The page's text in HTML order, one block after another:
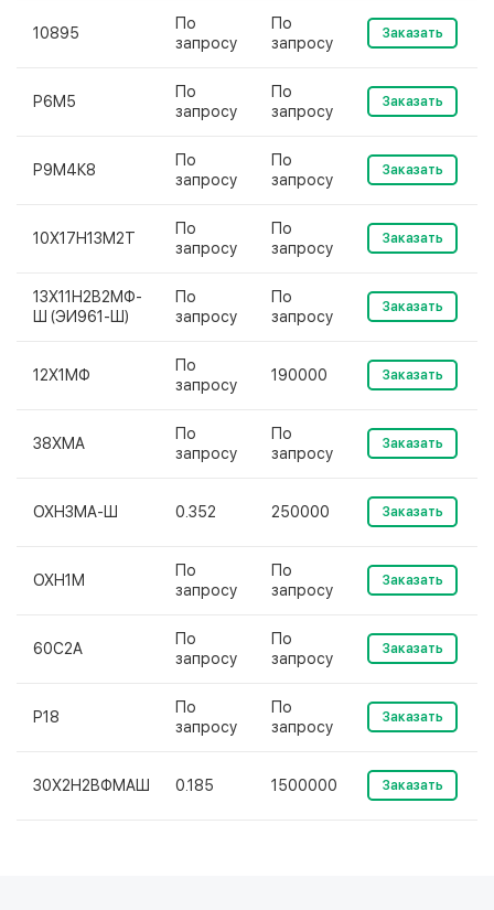
10895
По
запросу
По
запросу
Заказать
Р6М5
По
запросу
По
запросу
Заказать
Р9М4К8
По
запросу
По
запросу
Заказать
10Х17Н13М2Т
По
запросу
По
запросу
Заказать
13Х11Н2В2МФ-
Ш (ЭИ961-Ш)
По
запросу
По
запросу
Заказать
12Х1МФ
По
запросу
190000 Заказать
38ХМА
По
запросу
По
запросу
Заказать
ОХНЗМА-Ш 0.352 250000 Заказать
ОХН1М
По
запросу
По
запросу
Заказать
60С2А
По
запросу
По
запросу
Заказать
Р18
По
запросу
По
запросу
Заказать
30Х2Н2ВФМАШ 0.185 1500000 Заказать